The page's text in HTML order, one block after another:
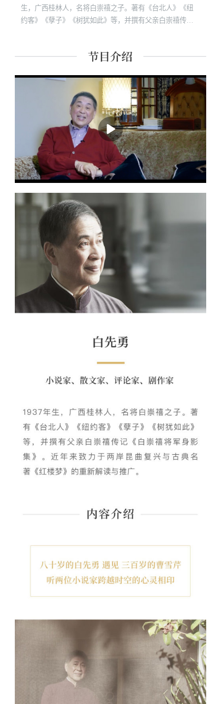
生，广西桂林人，名将白崇禧之子。著有《台北人》《纽
约客》《孽子》《树犹如此》等，并撰有父亲白崇禧传记